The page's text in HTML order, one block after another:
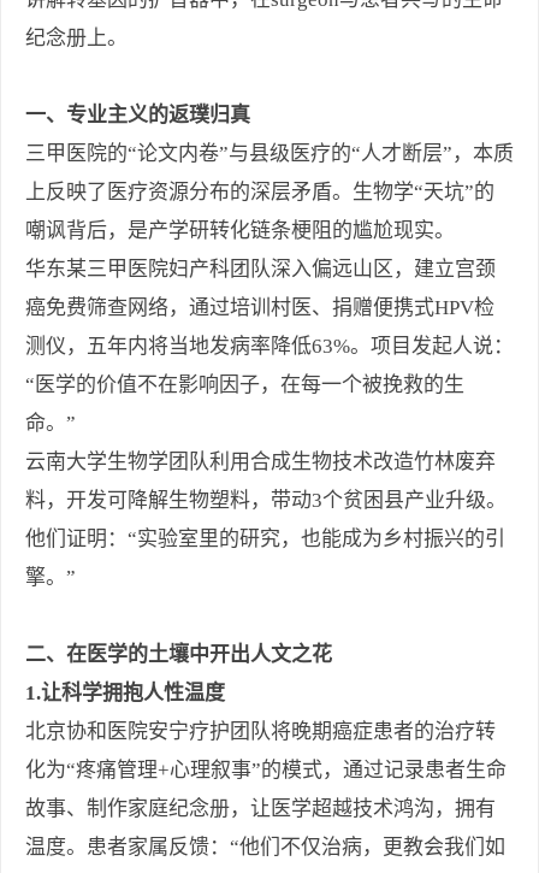
纪念册上。
一、专业主义的返璞归真
三甲医院的“论文内卷”与县级医疗的“人才断层”，本质
上反映了医疗资源分布的深层矛盾。生物学“天坑”的
嘲讽背后，是产学研转化链条梗阻的尴尬现实。
华东某三甲医院妇产科团队深入偏远山区，建立宫颈
癌免费筛查网络，通过培训村医、捐赠便携式HPV检
测仪，五年内将当地发病率降低63%。项目发起人说：
“医学的价值不在影响因子，在每一个被挽救的生
命。”
云南大学生物学团队利用合成生物技术改造竹林废弃
料，开发可降解生物塑料，带动3个贫困县产业升级。
他们证明：“实验室里的研究，也能成为乡村振兴的引
擎。”
二、在医学的土壤中开出人文之花
1.让科学拥抱人性温度
北京协和医院安宁疗护团队将晚期癌症患者的治疗转
化为“疼痛管理+心理叙事”的模式，通过记录患者生命
故事、制作家庭纪念册，让医学超越技术鸿沟，拥有
温度。患者家属反馈：“他们不仅治病，更教会我们如